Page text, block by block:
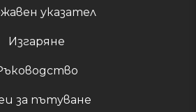
указател
Изгаряне
за пътуване